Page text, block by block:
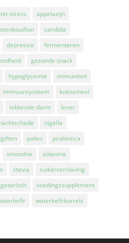
stress
appelazijn
candida
depressie
fermenteren
gezonde snack
hypoglycemie
immuniteit
immuunsysteem
kokosmeel
lekkende darm
lever
nigella
paleo
probiotica
smoothie
solanine
stevia
suikerverslaving
voedingssupplement
waterkefirkorrels